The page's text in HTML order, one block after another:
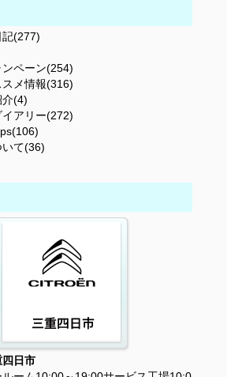
記(277)
ペーン(254)
メ情報(316)
介(4)
アリー(272)
て(36)
四日市